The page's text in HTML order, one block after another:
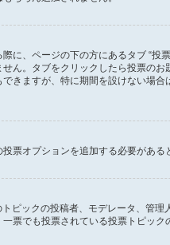
に、ページの下の方にあるタブ “投
ん。タブをクリックしたら投票の
きますが、特に期間を設けない場
票オプションを追加する必要がある
ピックの投稿者、モデレータ、管
票でも投票されている投票トピッ